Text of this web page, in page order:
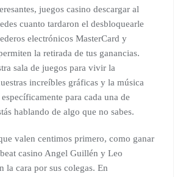
juegos casino descargar al
cuanto tardaron el desbloquearle
electrónicos MasterCard y
la retirada de tus ganancias.
sala de juegos para vivir la
increíbles gráficas y la música
para cada una de
hablando de algo que no sabes.
valen centimos primero, como ganar
casino Angel Guillén y Leo
la cara por sus colegas. En